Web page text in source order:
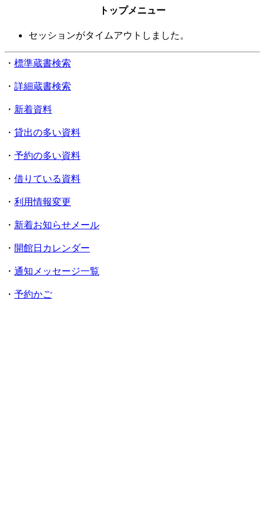
トップメニュー
セッションがタイムアウトしました。
・ 標準蔵書検索
・ 詳細蔵書検索
・ 新着資料
・ 貸出の多い資料
・ 予約の多い資料
・ 借りている資料
・ 利用情報変更
・ 新着お知らせメール
・ 開館日カレンダー
・ 通知メッセージ一覧
・ 予約かご